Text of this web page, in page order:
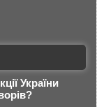
України